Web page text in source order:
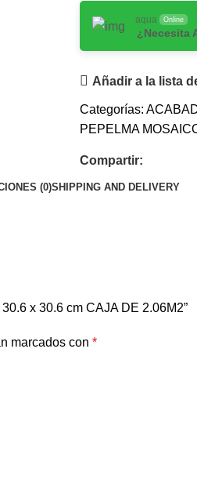
aqua Online
¿Necesita
Añadir a la lista
Categorías:
PEPELMA
Compartir:
(0)SHIPPING AND DELIVERY
x 30.6 cm CAJA DE 2.06M2”
marcados con *